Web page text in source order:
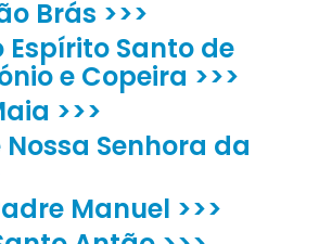
Brás >>>
Espírito Santo de
e Copeira >>>
>>>
Senhora da
Manuel >>>